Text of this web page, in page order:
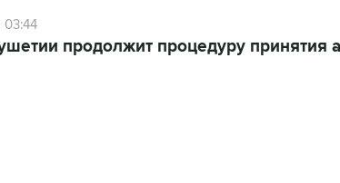
03:44
продолжит процедуру принятия